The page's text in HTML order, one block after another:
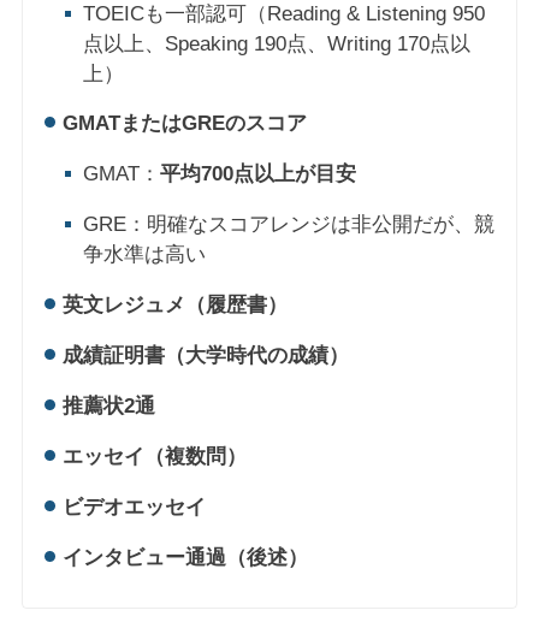
TOEICも一部認可（Reading & Listening 950
点以上、Speaking 190点、Writing 170点以
上）
GMATまたはGREのスコア
GMAT：平均700点以上が目安
GRE：明確なスコアレンジは非公開だが、競
争水準は高い
英文レジュメ（履歴書）
成績証明書（大学時代の成績）
推薦状2通
エッセイ（複数問）
ビデオエッセイ
インタビュー通過（後述）